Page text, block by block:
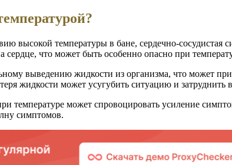
высокой температуры в бане, сердечно-
что может быть особенно опасно при
выведению жидкости из организма, что может
жидкости может усугубить ситуацию и затруднить
температуре может спровоцировать усиление
симптомов.